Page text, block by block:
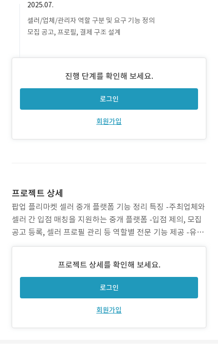
2025.07.
셀러/업체/관리자 역할 구분 및 요구 기능 정의
모집 공고, 프로필, 결제 구조 설계
진행 단계를 확인해 보세요.
로그인
회원가입
프로젝트 상세
팝업 플리마켓 셀러 중개 플랫폼 기능 정리 특징 -주최업체와
셀러 간 입점 매칭을 지원하는 중개 플랫폼 -입점 제의, 모집
공고 등록, 셀러 프로필 관리 등 역할별 전문 기능 제공 -유료
광고, 유료 열람 서비스, 포인트 기반 운영 주요 기능 셀러 회
개서 파일 업로드 -활동 경력, 활동 지역, 품목 카테고리, 키워
프로젝트 상세를 확인해 보세요.
로그인
회원가입